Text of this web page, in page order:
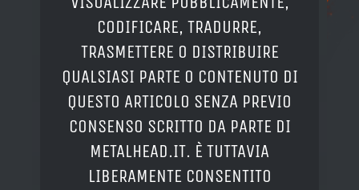
CODIFICARE, TRADURRE,
TRASMETTERE O DISTRIBUIRE
QUALSIASI PARTE O CONTENUTO DI
QUESTO ARTICOLO SENZA PREVIO
CONSENSO SCRITTO DA PARTE DI
METALHEAD.IT. È TUTTAVIA
LIBERAMENTE CONSENTITO